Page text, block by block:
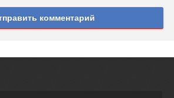
комментарий